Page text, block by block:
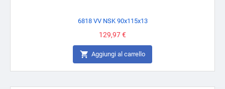
6818 VV NSK 90x115x13
Prezzo
129,97 €
 Aggiungi al carrello